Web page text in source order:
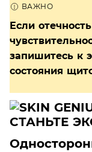
Если
запишитесь к
состояния